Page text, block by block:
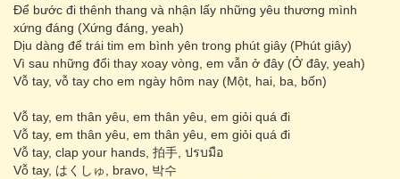
Để bước đi thênh thang và nhận lấy những yêu thương mình
xứng đáng (Xứng đáng, yeah)
Dịu dàng để trái tim em bình yên trong phút giây (Phút giây)
Vì sau những đổi thay xoay vòng, em vẫn ở đây (Ở đây, yeah)
Vỗ tay, vỗ tay cho em ngày hôm nay (Một, hai, ba, bốn)
Vỗ tay, em thân yêu, em thân yêu, em giỏi quá đi
Vỗ tay, em thân yêu, em thân yêu, em giỏi quá đi
Vỗ tay, clap your hands, 拍手, ปรบมือ
Vỗ tay, はくしゅ, bravo, 박수